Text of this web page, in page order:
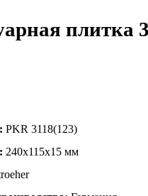
плитка
PKR 3118(123)
240х115х15 мм